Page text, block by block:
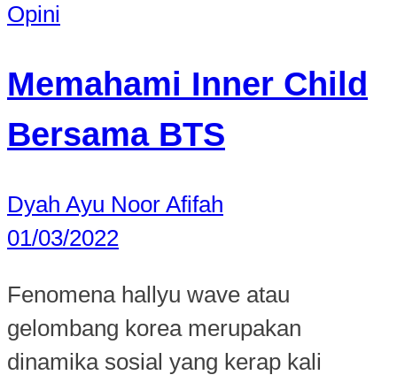
Opini
Memahami Inner Child
Bersama BTS
Dyah Ayu Noor Afifah
01/03/2022
Fenomena hallyu wave atau
gelombang korea merupakan
dinamika sosial yang kerap kali